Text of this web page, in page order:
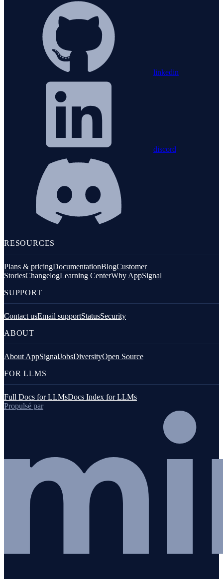
linkedin
discord
RESOURCES
Plans & pricingDocumentationBlogCustomer
StoriesChangelogLearning CenterWhy AppSignal
SUPPORT
Contact usEmail supportStatusSecurity
ABOUT
About AppSignalJobsDiversityOpen Source
FOR LLMS
Full Docs for LLMsDocs Index for LLMs
Propulsé par